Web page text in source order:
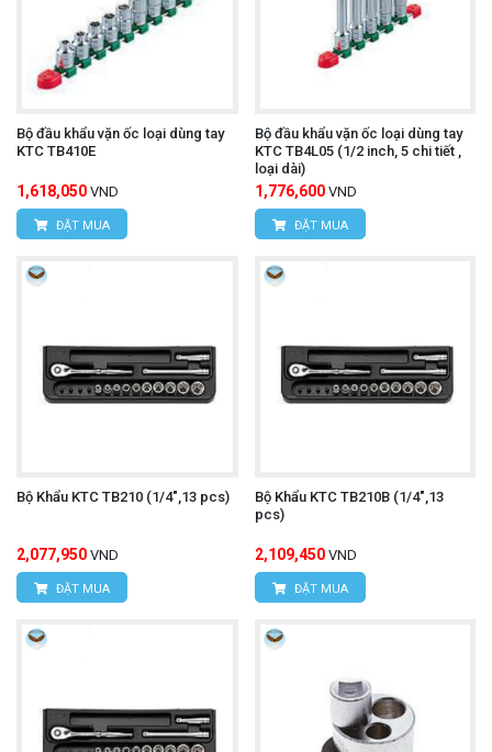
Bộ đầu khẩu vặn ốc loại dùng tay
KTC TB410E
1,618,050 VND
ĐẶT MUA
Bộ đầu khẩu vặn ốc loại dùng tay
KTC TB4L05 (1/2 inch, 5 chi tiết ,
loại dài)
1,776,600 VND
ĐẶT MUA
Bộ Khẩu KTC TB210 (1/4",13 pcs)
2,077,950 VND
ĐẶT MUA
Bộ Khẩu KTC TB210B (1/4",13
pcs)
2,109,450 VND
ĐẶT MUA